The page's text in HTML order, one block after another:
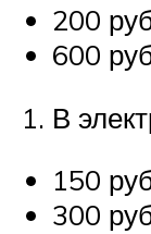
200
600
В
150
300